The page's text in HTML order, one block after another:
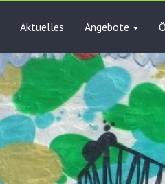
Aktuelles Angebote